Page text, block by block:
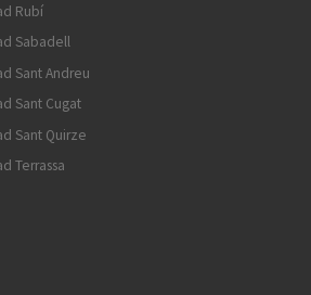
Rubí
Sabadell
Sant Andreu
Sant Cugat
Sant Quirze
Terrassa